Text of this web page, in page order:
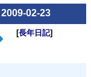
2009-02-23
[長年日記]